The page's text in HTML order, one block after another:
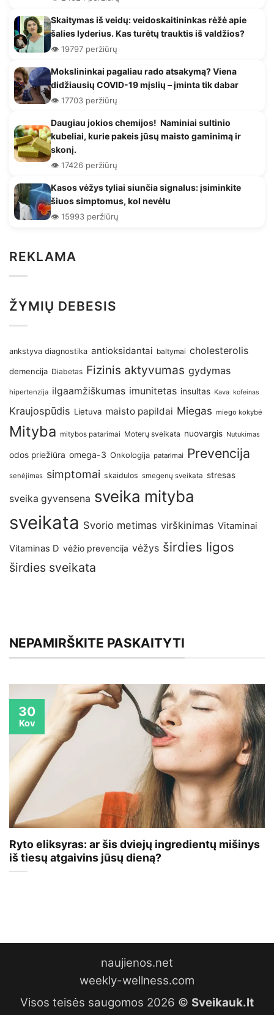
Skaitymas iš veidų: veidoskaitininkas rėžė apie
šalies lyderius. Kas turėtų trauktis iš valdžios?
👁️ 19797 peržiūrų
Mokslininkai pagaliau rado atsakymą? Viena
didžiausių COVID-19 mįslių – įminta tik dabar
👁️ 17703 peržiūrų
Daugiau jokios chemijos! Naminiai sultinio
kubeliai, kurie pakeis jūsų maisto gaminimą ir
skonį.
👁️ 17426 peržiūrų
Kasos vėžys tyliai siunčia signalus: įsiminkite
šiuos simptomus, kol nevėlu
👁️ 15993 peržiūrų
REKLAMA
ŽYMIŲ DEBESIS
ankstyva diagnostika antioksidantai baltymai cholesterolis
demencija Diabetas Fizinis aktyvumas gydymas
hipertenzija ilgaamžiškumas imunitetas insultas Kava kofeinas
Kraujospūdis Lietuva maisto papildai Miegas miego kokybė
Mityba mitybos patarimai Moterų sveikata nuovargis Nutukimas
odos priežiūra omega-3 Onkologija patarimai Prevencija
senėjimas simptomai skaidulos smegenų sveikata stresas
sveika gyvensena sveika mityba
sveikata Svorio metimas virškinimas Vitaminai
Vitaminas D vėžio prevencija vėžys širdies ligos
širdies sveikata
NEPAMIRŠKITE PASKAITYTI
Ryto eliksyras: ar šis dviejų ingredientų mišinys
iš tiesų atgaivins jūsų dieną?
30
Kov
naujienos.net
weekly-wellness.com
Visos teisės saugomos 2026 © Sveikauk.lt